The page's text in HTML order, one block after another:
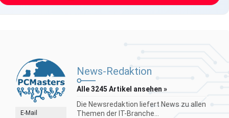
E-Mail
News-Redaktion
Alle 3245 Artikel ansehen »
Die Newsredaktion liefert News zu allen
Themen der IT-Branche...